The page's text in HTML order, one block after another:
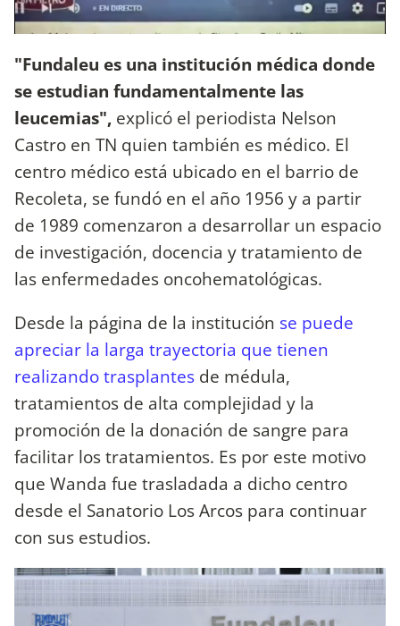
"Fundaleu es una institución médica donde
se estudian fundamentalmente las
leucemias", explicó el periodista Nelson
Castro en TN quien también es médico. El
centro médico está ubicado en el barrio de
Recoleta, se fundó en el año 1956 y a partir
de 1989 comenzaron a desarrollar un espacio
de investigación, docencia y tratamiento de
las enfermedades oncohematológicas.
Desde la página de la institución se puede
apreciar la larga trayectoria que tienen
realizando trasplantes de médula,
tratamientos de alta complejidad y la
promoción de la donación de sangre para
facilitar los tratamientos. Es por este motivo
que Wanda fue trasladada a dicho centro
desde el Sanatorio Los Arcos para continuar
con sus estudios.